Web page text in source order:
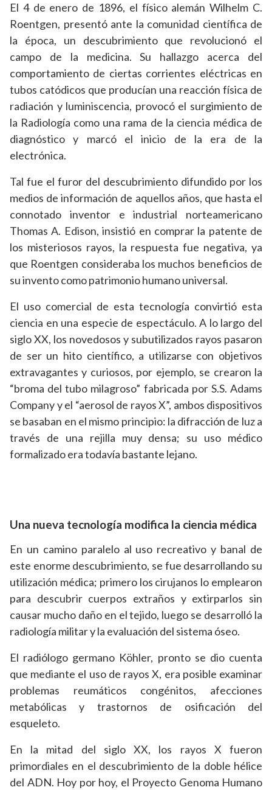
El 4 de enero de 1896, el físico alemán Wilhelm C.
Roentgen, presentó ante la comunidad científica de
la época, un descubrimiento que revolucionó el
campo de la medicina. Su hallazgo acerca del
comportamiento de ciertas corrientes eléctricas en
tubos catódicos que producían una reacción física de
radiación y luminiscencia, provocó el surgimiento de
la Radiología como una rama de la ciencia médica de
diagnóstico y marcó el inicio de la era de la
electrónica.
Tal fue el furor del descubrimiento difundido por los
medios de información de aquellos años, que hasta el
connotado inventor e industrial norteamericano
Thomas A. Edison, insistió en comprar la patente de
los misteriosos rayos, la respuesta fue negativa, ya
que Roentgen consideraba los muchos beneficios de
su invento como patrimonio humano universal.
El uso comercial de esta tecnología convirtió esta
ciencia en una especie de espectáculo. A lo largo del
siglo XX, los novedosos y subutilizados rayos pasaron
de ser un hito científico, a utilizarse con objetivos
extravagantes y curiosos, por ejemplo, se crearon la
“broma del tubo milagroso” fabricada por S.S. Adams
Company y el “aerosol de rayos X”, ambos dispositivos
se basaban en el mismo principio: la difracción de luz a
través de una rejilla muy densa; su uso médico
formalizado era todavía bastante lejano.
Una nueva tecnología modifica la ciencia médica
En un camino paralelo al uso recreativo y banal de
este enorme descubrimiento, se fue desarrollando su
utilización médica; primero los cirujanos lo emplearon
para descubrir cuerpos extraños y extirparlos sin
causar mucho daño en el tejido, luego se desarrolló la
radiología militar y la evaluación del sistema óseo.
El radiólogo germano Köhler, pronto se dio cuenta
que mediante el uso de rayos X, era posible examinar
problemas reumáticos congénitos, afecciones
metabólicas y trastornos de osificación del
esqueleto.
En la mitad del siglo XX, los rayos X fueron
primordiales en el descubrimiento de la doble hélice
del ADN. Hoy por hoy, el Proyecto Genoma Humano